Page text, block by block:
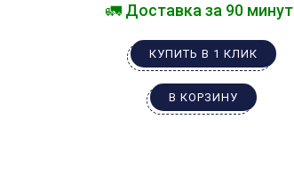
🚛 Доставка за 90 минут
КУПИТЬ В 1 КЛИК
В КОРЗИНУ